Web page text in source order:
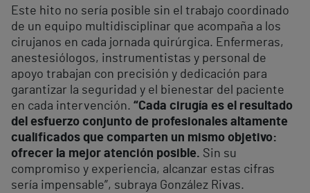
Este hito no sería posible sin el trabajo coordinado
de un equipo multidisciplinar que acompaña a los
cirujanos en cada jornada quirúrgica. Enfermeras,
anestesiólogos, instrumentistas y personal de
apoyo trabajan con precisión y dedicación para
garantizar la seguridad y el bienestar del paciente
en cada intervención. “Cada cirugía es el resultado
del esfuerzo conjunto de profesionales altamente
cualificados que comparten un mismo objetivo:
ofrecer la mejor atención posible. Sin su
compromiso y experiencia, alcanzar estas cifras
sería impensable”, subraya González Rivas.